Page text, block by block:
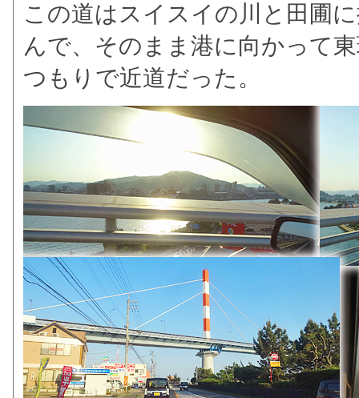
この道はスイスイの川と田圃
んで、そのまま港に向かって
つもりで近道だった。